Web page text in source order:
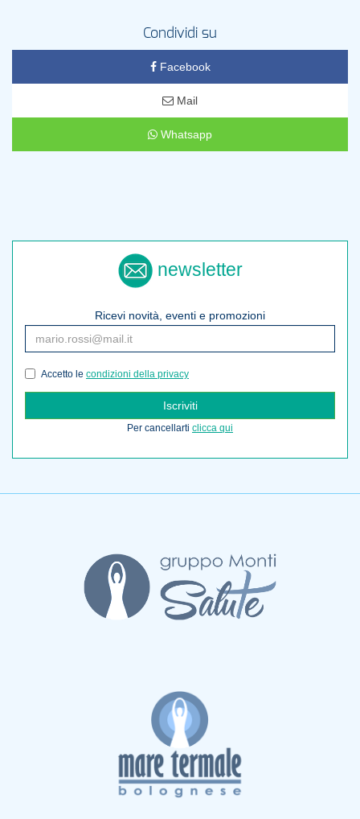
Condividi su
Facebook
Mail
Whatsapp
newsletter
Ricevi novità, eventi e promozioni
Accetto le condizioni della privacy
Iscriviti
Per cancellarti clicca qui